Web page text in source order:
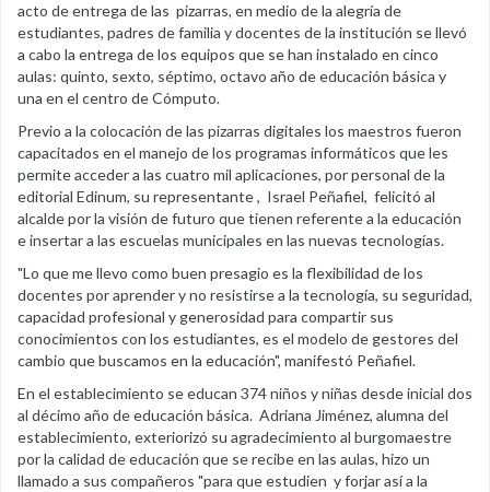
acto de entrega de las pizarras, en medio de la alegría de
estudiantes, padres de familia y docentes de la institución se llevó
a cabo la entrega de los equipos que se han instalado en cinco
aulas: quinto, sexto, séptimo, octavo año de educación básica y
una en el centro de Cómputo.
Previo a la colocación de las pizarras digitales los maestros fueron
capacitados en el manejo de los programas informáticos que les
permite acceder a las cuatro mil aplicaciones, por personal de la
editorial Edinum, su representante , Israel Peñafiel, felicitó al
alcalde por la visión de futuro que tienen referente a la educación
e insertar a las escuelas municipales en las nuevas tecnologías.
"Lo que me llevo como buen presagio es la flexibilidad de los
docentes por aprender y no resistirse a la tecnología, su seguridad,
capacidad profesional y generosidad para compartir sus
conocimientos con los estudiantes, es el modelo de gestores del
cambio que buscamos en la educación", manifestó Peñafiel.
En el establecimiento se educan 374 niños y niñas desde inicial dos
al décimo año de educación básica. Adriana Jiménez, alumna del
establecimiento, exteriorizó su agradecimiento al burgomaestre
por la calidad de educación que se recibe en las aulas, hizo un
llamado a sus compañeros "para que estudien y forjar así a la